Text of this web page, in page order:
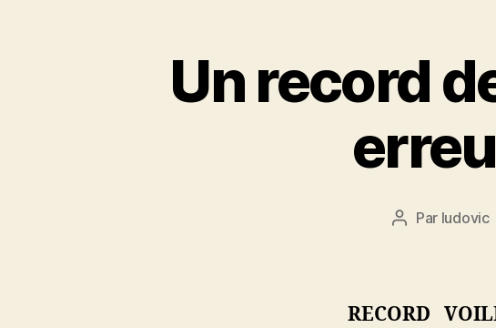
Un record
Auteur
Par ludovic
RECORD